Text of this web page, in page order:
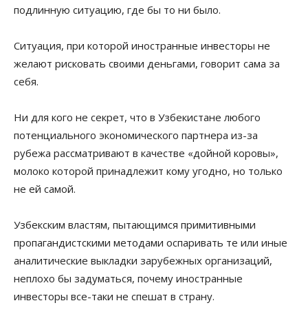
подлинную ситуацию, где бы то ни было.
Ситуация, при которой иностранные инвесторы не
желают рисковать своими деньгами, говорит сама за
себя.
Ни для кого не секрет, что в Узбекистане любого
потенциального экономического партнера из-за
рубежа рассматривают в качестве «дойной коровы»,
молоко которой принадлежит кому угодно, но только
не ей самой.
Узбекским властям, пытающимся примитивными
пропагандистскими методами оспаривать те или иные
аналитические выкладки зарубежных организаций,
неплохо бы задуматься, почему иностранные
инвесторы все-таки не спешат в страну.